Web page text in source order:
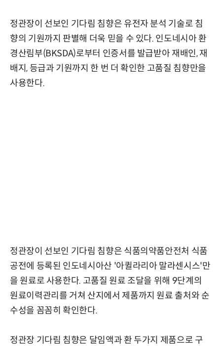
정관장이 선보인 기다림 침향은 유전자 분석 기술로 침
향의 기원까지 판별해 더욱 믿을 수 있다. 인도네시아 환
경산림부(BKSDA)로부터 인증서를 발급받아 재배인, 재
배지, 등급과 기원까지 한 번 더 확인한 고품질 침향만을
사용한다.
정관장이 선보인 기다림 침향은 식품의약품안전처 식품
공전에 등록된 인도네시아산 '아퀼라리아 말라센시스'만
을 원료로 사용한다. 고품질 원료 조달을 위해 9단계의
원료이력관리를 거쳐 산지에서 제품까지 원료 출처와 순
수성을 꼼꼼히 확인한다.
정관장 기다림 침향은 달임액과 환 두가지 제품으로 구